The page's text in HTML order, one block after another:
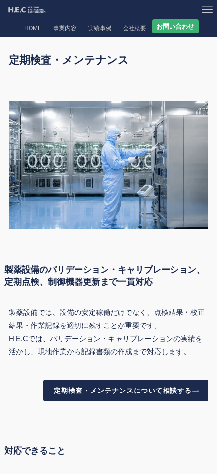
HOME 事業内容 実績事例 会社概要 お問い合わせ
定期検査・メンテナンス
製薬設備のバリデーション・キャリブレーション、
定期点検、制御機器更新まで一貫対応
製薬設備では、設備の安定稼働だけでなく、点検結果・校正
結果・作業記録を適切に残すことが重要です。
H.E.Cでは、バリデーション・キャリブレーションの実績を
活かし、現地作業から記録書類の作成まで対応します。
定期検査・メンテナンスについて相談する
対応できること